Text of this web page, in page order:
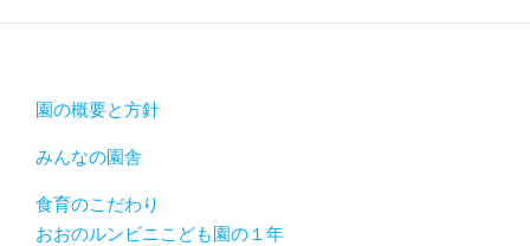
園の概要と方針
みんなの園舎
食育のこだわり
おおのルンビニこども園の１年